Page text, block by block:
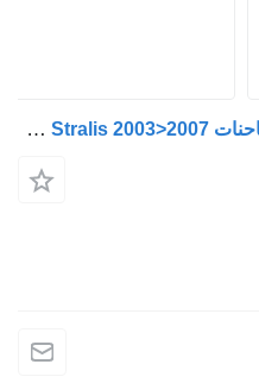
نظام قلاب 14761624310 لـ الشاحنات IVECO Stralis 2003>2007